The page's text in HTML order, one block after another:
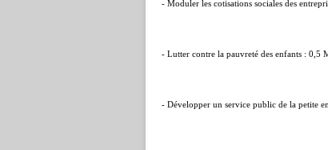
- Moduler les cotisations sociales des
- Lutter contre la pauvreté des enfants : 0,5
- Développer un service public de la petite